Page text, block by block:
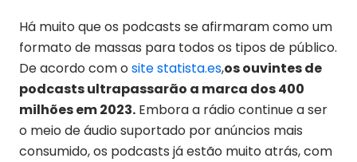
Há muito que os podcasts se afirmaram como um
formato de massas para todos os tipos de público.
De acordo com o site statista.es,os ouvintes de
podcasts ultrapassarão a marca dos 400
milhões em 2023. Embora a rádio continue a ser
o meio de áudio suportado por anúncios mais
consumido, os podcasts já estão muito atrás, com